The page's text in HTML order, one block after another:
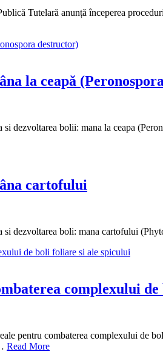
Tutelară anunță începerea
la ceapă
dezvoltarea bolii: mana la ceapa
cartofului
dezvoltarea boli: mana cartofului
complexului
pentru combaterea complexului
Read More